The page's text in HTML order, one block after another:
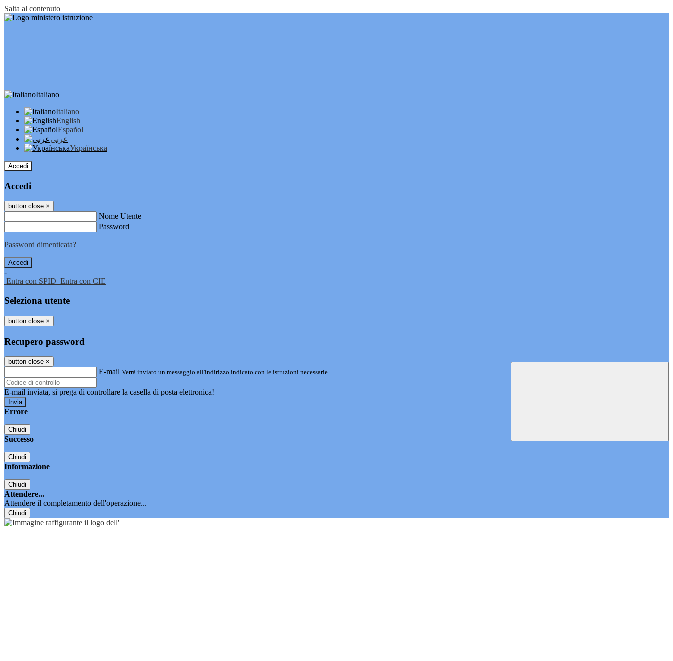
Salta al contenuto
Italiano
Italiano
English
Español
عربى
Українська
Accedi
Accedi
button close ×
Nome Utente
Password
Password dimenticata?
-
Entra con SPID Entra con CIE
Seleziona utente
button close ×
Recupero password
button close ×
E-mail Verrà inviato un messaggio all'indirizzo indicato con le istruzioni necessarie.
E-mail inviata, si prega di controllare la casella di posta elettronica!
Errore
Chiudi
Successo
Chiudi
Informazione
Chiudi
Attendere...
Attendere il completamento dell'operazione...
Chiudi